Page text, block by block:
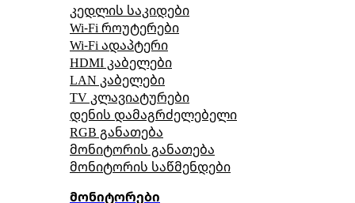
კედლის საკიდები
Wi-Fi როუტერები
Wi-Fi ადაპტერი
HDMI კაბელები
LAN კაბელები
TV კლავიატურები
დენის დამაგრძელებელი
RGB განათება
მონიტორის განათება
მონიტორის საწმენდები
მონიტორები